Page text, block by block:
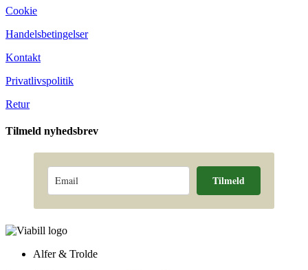
Cookie
Handelsbetingelser
Kontakt
Privatlivspolitik
Retur
Tilmeld nyhedsbrev
Tilmeld
Alfer & Trolde